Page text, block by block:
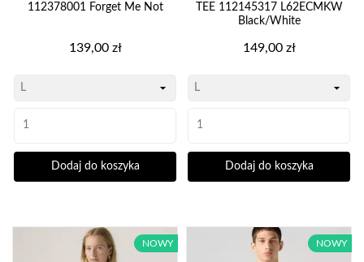
112378001 Forget Me Not
Cena
139,00 zł
Dodaj do koszyka
TEE 112145317 L62ECMKW
Black/White
Cena
149,00 zł
Dodaj do koszyka
NOWY NOWY